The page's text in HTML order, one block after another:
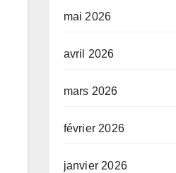
mai 2026
avril 2026
mars 2026
février 2026
janvier 2026